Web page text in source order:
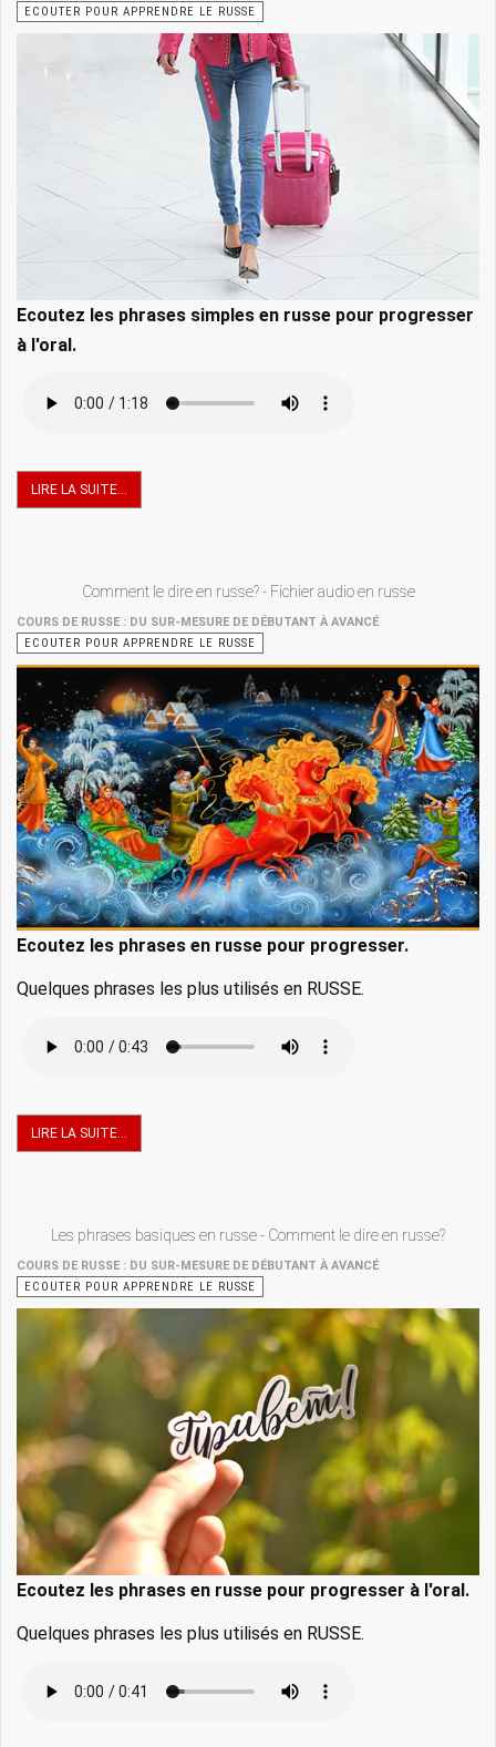
ECOUTER POUR APPRENDRE LE RUSSE
Ecoutez les phrases simples en russe pour progresser
à l'oral.
LIRE LA SUITE...
Comment le dire en russe? - Fichier audio en russe
COURS DE RUSSE : DU SUR-MESURE DE DÉBUTANT À AVANCÉ
ECOUTER POUR APPRENDRE LE RUSSE
Ecoutez les phrases en russe pour progresser.
Quelques phrases les plus utilisés en RUSSE.
LIRE LA SUITE...
Les phrases basiques en russe - Comment le dire en russe?
COURS DE RUSSE : DU SUR-MESURE DE DÉBUTANT À AVANCÉ
ECOUTER POUR APPRENDRE LE RUSSE
Ecoutez les phrases en russe pour progresser à l'oral.
Quelques phrases les plus utilisés en RUSSE.